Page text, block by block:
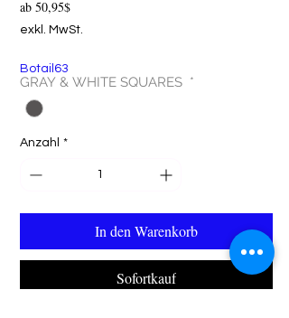
ab 50,95$Sale-
Preis
exkl. MwSt.
Botail63
GRAY & WHITE SQUARES *
Anzahl *
In den Warenkorb
Sofortkauf